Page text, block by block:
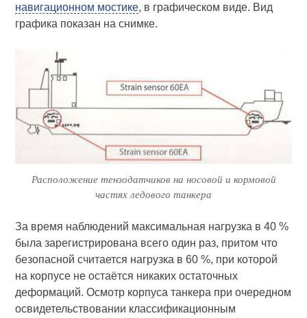
навигационном мостике, в графическом виде. Вид
графика показан на снимке.
Расположение тензодатчиков на носовой и кормовой
частях ледового танкера
За время наблюдений максимальная нагрузка в 40 %
была зарегистрирована всего один раз, притом что
безопасной считается нагрузка в 60 %, при которой
на корпусе не остаётся никаких остаточных
деформаций. Осмотр корпуса танкера при очередном
освидетельствовании классификационным